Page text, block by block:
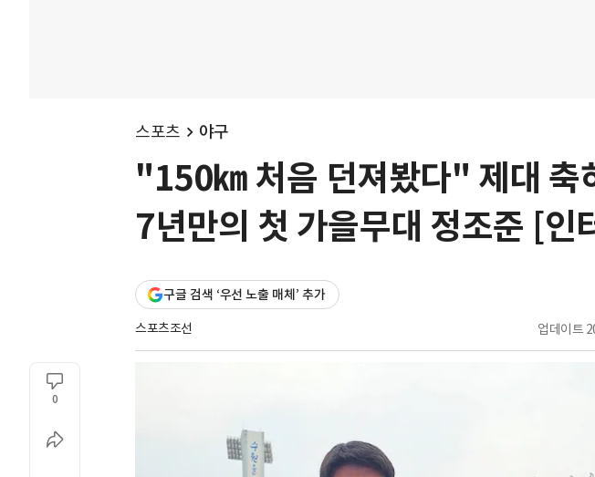
스포츠 야구
"150㎞ 처음 던져봤다" 제대
7년만의 첫 가을무대 정조준 [인
구글 검색 ‘우선 노출 매체’ 추가
스포츠조선 업데이트
0